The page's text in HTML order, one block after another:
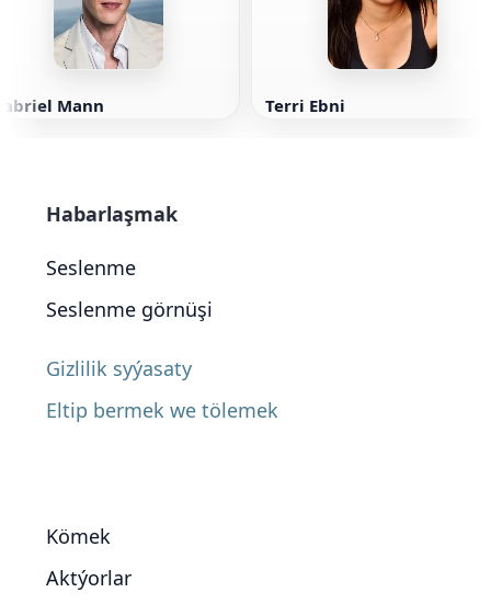
Mann Terri Ebni
Habarlaşmak
Seslenme
Seslenme görnüşi
Gizlilik syýasaty
Eltip bermek we tölemek
Kömek
Aktýorlar